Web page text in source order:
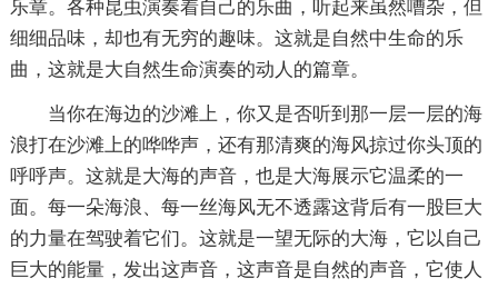
乐章。各种昆虫演奏着自己的乐曲，听起来虽然嘈杂，但
细细品味，却也有无穷的趣味。这就是自然中生命的乐
曲，这就是大自然生命演奏的动人的篇章。
当你在海边的沙滩上，你又是否听到那一层一层的海
浪打在沙滩上的哗哗声，还有那清爽的海风掠过你头顶的
呼呼声。这就是大海的声音，也是大海展示它温柔的一
面。每一朵海浪、每一丝海风无不透露这背后有一股巨大
的力量在驾驶着它们。这就是一望无际的大海，它以自己
巨大的能量，发出这声音，这声音是自然的声音，它使人